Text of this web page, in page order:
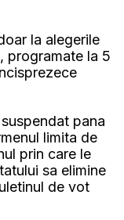
la alegerile
programate la 5
pana
limita de
prin care le
sa elimine
de vot